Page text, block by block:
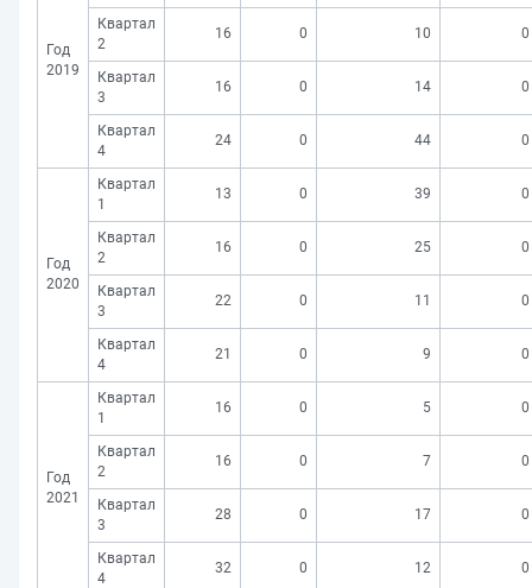
Год
2019
Квартал
2
16 0 10 0
Квартал
3
16 0 14 0
Квартал
4
24 0 44 0
Год
2020
Квартал
1
13 0 39 0
Квартал
2
16 0 25 0
Квартал
3
22 0 11 0
Квартал
4
21 0 9 0
Год
2021
Квартал
1
16 0 5 0
Квартал
2
16 0 7 0
Квартал
3
28 0 17 0
Квартал
4
32 0 12 0